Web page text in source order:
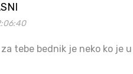
tebe bednik je neko ko je